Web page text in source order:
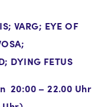
VARG; EYE OF
DYING FETUS
20:00 – 22.00 Uhr